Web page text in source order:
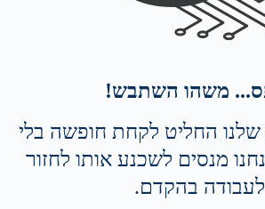
משהו השתבש!
החליט לקחת חופשה בלי
מנסים לשכנע אותו לחזור
לעבודה בהקדם.